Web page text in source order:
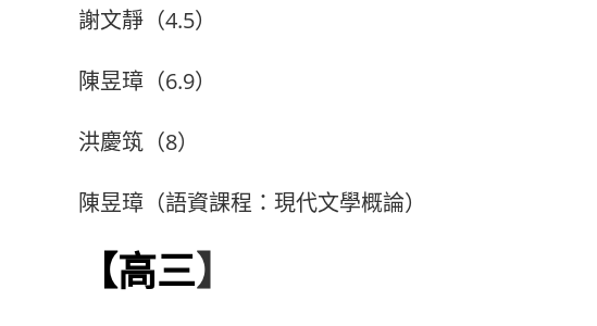
謝文靜（4.5）
陳昱璋（6.9）
洪慶筑（8）
陳昱璋（語資課程：現代文學概論）
【高三】